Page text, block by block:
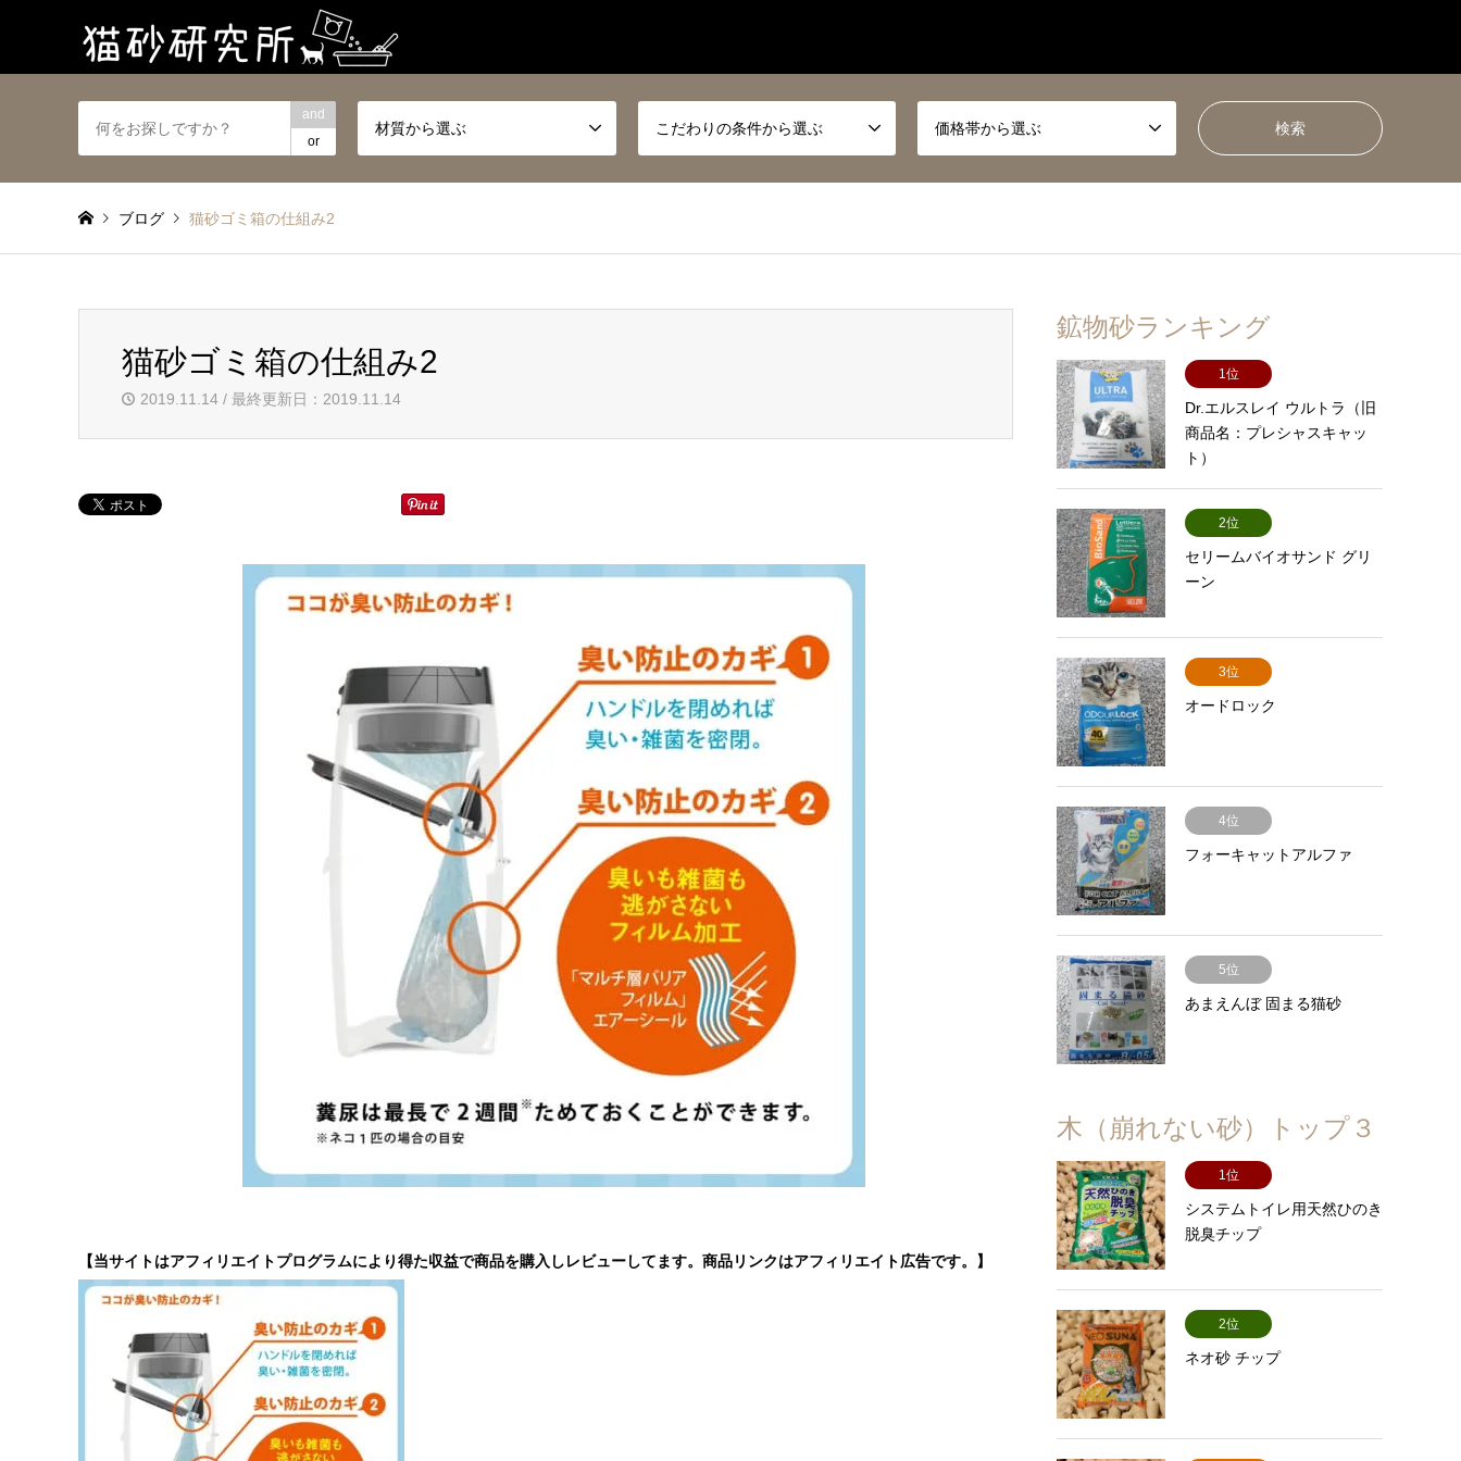
and
or
材質から選ぶ こだわりの条件から選ぶ 価格帯から選ぶ
ブログ 猫砂ゴミ箱の仕組み2
猫砂ゴミ箱の仕組み2
2019.11.14 / 最終更新日：2019.11.14
【当サイトはアフィリエイトプログラムにより得た収益で商品を購入しレビューしてます。商品リンクはアフィリエイト広告です。】
鉱物砂ランキング
1位
Dr.エルスレイ ウルトラ（旧
商品名：プレシャスキャッ
ト）
2位
セリームバイオサンド グリ
ーン
3位
オードロック
4位
フォーキャットアルファ
5位
あまえんぼ 固まる猫砂
木（崩れない砂）トップ３
1位
システムトイレ用天然ひのき
脱臭チップ
2位
ネオ砂 チップ